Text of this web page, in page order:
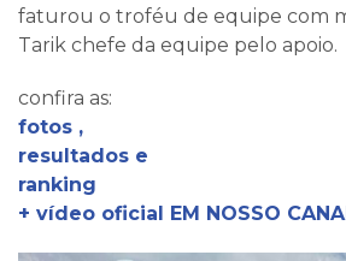
faturou o troféu de equipe com
Tarik chefe da equipe pelo apoio.
confira as:
fotos ,
resultados e
ranking
+ vídeo oficial EM NOSSO